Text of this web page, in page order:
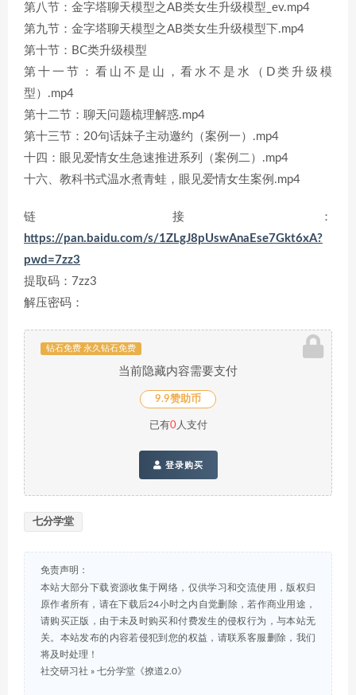
第八节：金字塔聊天模型之AB类女生升级模型_ev.mp4
第九节：金字塔聊天模型之AB类女生升级模型下.mp4
第十节：BC类升级模型
第十一节：看山不是山，看水不是水（D类升级模
型）.mp4
第十二节：聊天问题梳理解惑.mp4
第十三节：20句话妹子主动邀约（案例一）.mp4
十四：眼见爱情女生急速推进系列（案例二）.mp4
十六、教科书式温水煮青蛙，眼见爱情女生案例.mp4
链接：
https://pan.baidu.com/s/1ZLgJ8pUswAnaEse7Gkt6xA?
pwd=7zz3
提取码：7zz3
解压密码：
钻石免费 永久钻石免费
当前隐藏内容需要支付
9.9赞助币
已有0人支付
登录购买
七分学堂
免责声明：
本站大部分下载资源收集于网络，仅供学习和交流使用，版权归
原作者所有，请在下载后24小时之内自觉删除，若作商业用途，
请购买正版，由于未及时购买和付费发生的侵权行为，与本站无
关。本站发布的内容若侵犯到您的权益，请联系客服删除，我们
将及时处理！
社交研习社 » 七分学堂《撩道2.0》